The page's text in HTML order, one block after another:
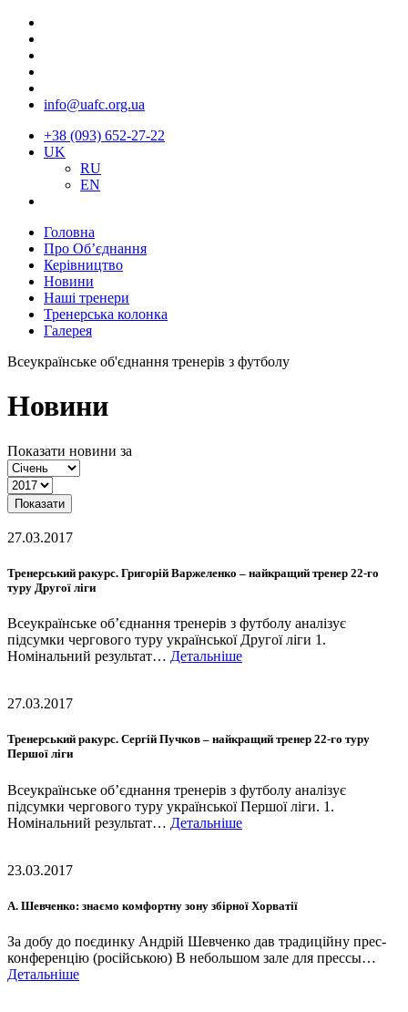
info@uafc.org.ua
+38 (093) 652-27-22
UK
RU
EN
Головна
Про Об’єднання
Керівництво
Новини
Наші тренери
Тренерська колонка
Галерея
Всеукраїнське об'єднання тренерів з футболу
Новини
Показати новини за
Показати
27.03.2017
Тренерський ракурс. Григорій Варжеленко – найкращий тренер 22-го
туру Другої ліги
Всеукраїнське об’єднання тренерів з футболу аналізує
підсумки чергового туру української Другої ліги 1.
Номінальний результат… Детальніше
27.03.2017
Тренерський ракурс. Сергій Пучков – найкращий тренер 22-го туру
Першої ліги
Всеукраїнське об’єднання тренерів з футболу аналізує
підсумки чергового туру української Першої ліги. 1.
Номінальний результат… Детальніше
23.03.2017
А. Шевченко: знаємо комфортну зону збірної Хорватії
За добу до поєдинку Андрій Шевченко дав традиційну прес-
конференцію (російською) В небольшом зале для прессы…
Детальніше